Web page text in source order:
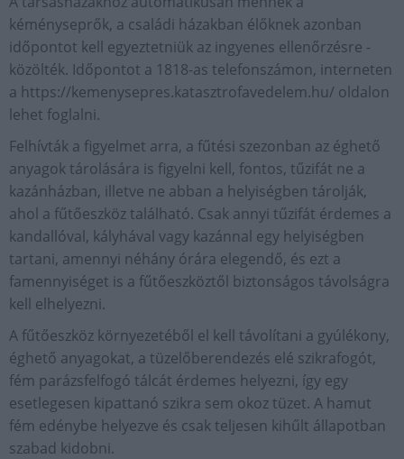
kéményseprők, a családi házakban élőknek azonban
időpontot kell egyeztetniük az ingyenes ellenőrzésre -
közölték. Időpontot a 1818-as telefonszámon, interneten
a https://kemenysepres.katasztrofavedelem.hu/ oldalon
lehet foglalni.
Felhívták a figyelmet arra, a fűtési szezonban az éghető
anyagok tárolására is figyelni kell, fontos, tűzifát ne a
kazánházban, illetve ne abban a helyiségben tárolják,
ahol a fűtőeszköz található. Csak annyi tűzifát érdemes a
kandallóval, kályhával vagy kazánnal egy helyiségben
tartani, amennyi néhány órára elegendő, és ezt a
famennyiséget is a fűtőeszköztől biztonságos távolságra
kell elhelyezni.
A fűtőeszköz környezetéből el kell távolítani a gyúlékony,
éghető anyagokat, a tüzelőberendezés elé szikrafogót,
fém parázsfelfogó tálcát érdemes helyezni, így egy
esetlegesen kipattanó szikra sem okoz tüzet. A hamut
fém edénybe helyezve és csak teljesen kihűlt állapotban
szabad kidobni.